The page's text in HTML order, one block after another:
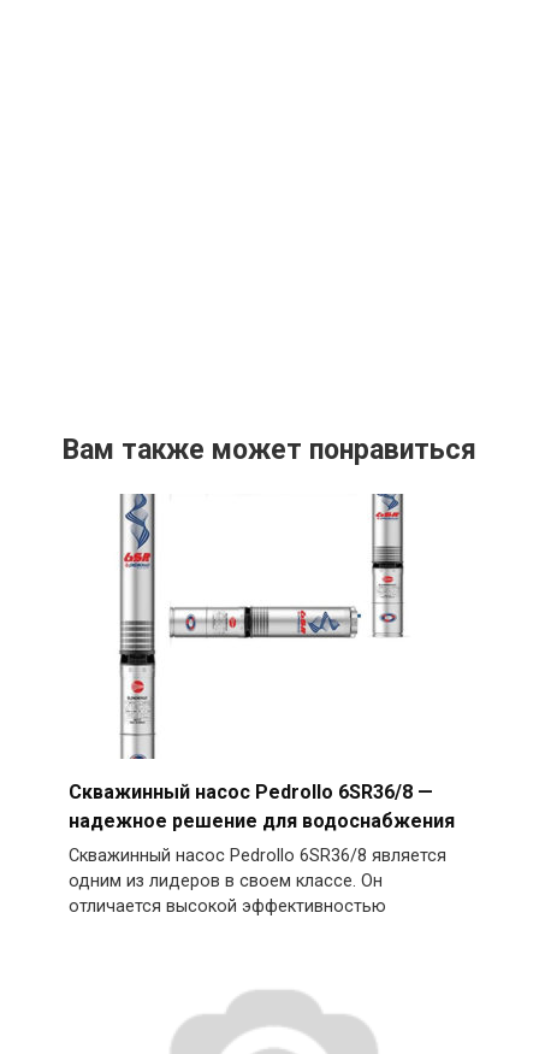
Вам также может понравиться
Скважинный насос Pedrollo 6SR36/8 —
надежное решение для водоснабжения
Скважинный насос Pedrollo 6SR36/8 является
одним из лидеров в своем классе. Он
отличается высокой эффективностью